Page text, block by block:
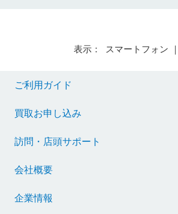
表示： スマートフォン ｜
ご利用ガイド
買取お申し込み
訪問・店頭サポート
会社概要
企業情報